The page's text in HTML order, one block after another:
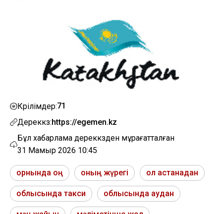
Көрілімдер:71
Дереккөз:https://egemen.kz
Бұл хабарлама дереккөзден мұрағатталған
31 Мамыр 2026 10:45
орнында оң оның жүрегі ол астанадан
облысында такси облысында аудан